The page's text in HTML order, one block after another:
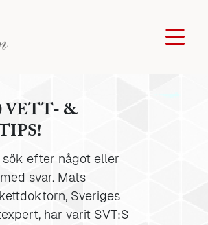
VETT- &
sök efter något eller
svar. Mats
Sveriges
har varit SVT:S